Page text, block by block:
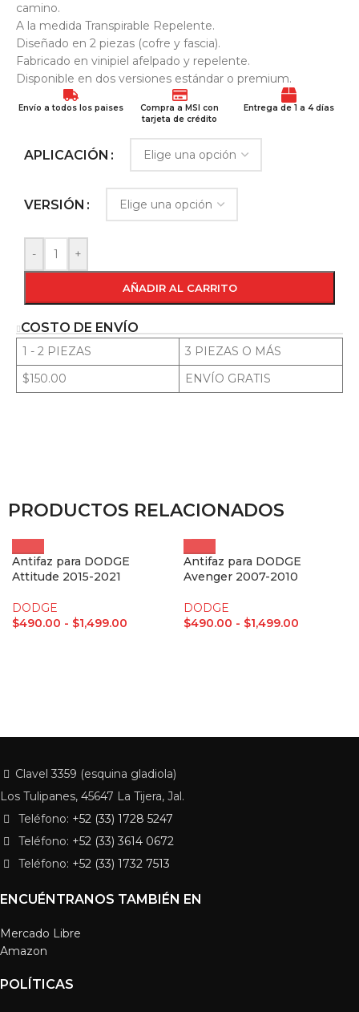
camino.
A la medida Transpirable Repelente.
Diseñado en 2 piezas (cofre y fascia).
Fabricado en vinipiel afelpado y repelente.
Disponible en dos versiones estándar o premium.
Envío a todos los paises
Compra a MSI con
tarjeta de crédito
Entrega de 1 a 4 días
APLICACIÓN
VERSIÓN
- +
AÑADIR AL CARRITO
COSTO DE ENVÍO
1 - 2 PIEZAS
3 PIEZAS O MÁS
$150.00
ENVÍO GRATIS
PRODUCTOS RELACIONADOS
Antifaz para DODGE
Attitude 2015-2021
DODGE
$490.00 - $1,499.00
Antifaz para DODGE
Avenger 2007-2010
DODGE
$490.00 - $1,499.00
Clavel 3359 (esquina gladiola)
Los Tulipanes, 45647 La Tijera, Jal.
Teléfono: +52 (33) 1728 5247
Teléfono: +52 (33) 3614 0672
Teléfono: +52 (33) 1732 7513
ENCUÉNTRANOS TAMBIÉN EN
Mercado Libre
Amazon
POLÍTICAS